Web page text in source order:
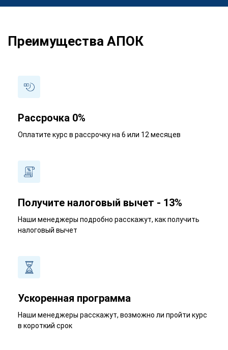
Преимущества АПОК
Рассрочка 0%
Оплатите курс в рассрочку на 6 или 12 месяцев
Получите налоговый вычет - 13%
Наши менеджеры подробно расскажут, как получить
налоговый вычет
Ускоренная программа
Наши менеджеры расскажут, возможно ли пройти курс
в короткий срок